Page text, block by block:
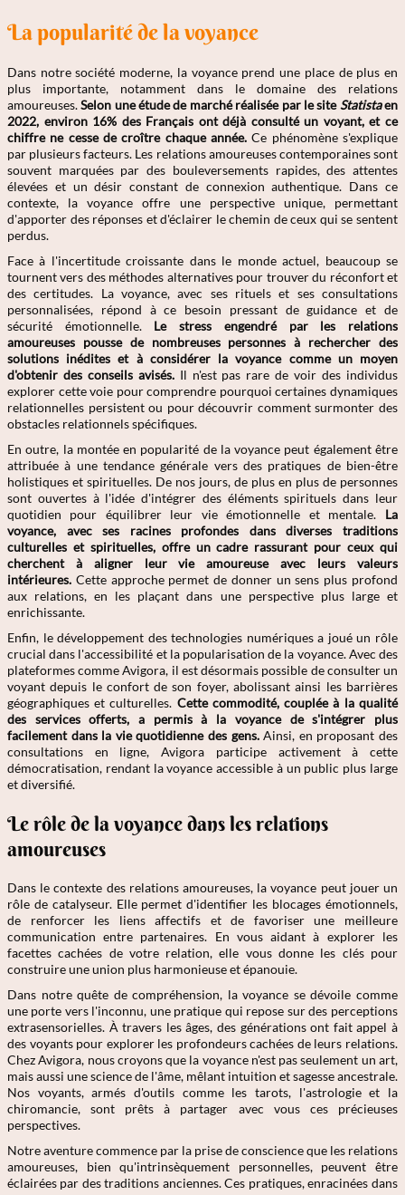
La popularité de la voyance
Dans notre société moderne, la voyance prend une place de plus en
plus importante, notamment dans le domaine des relations
amoureuses.Selon une étude de marché réalisée par le siteStatistaen
2022, environ 16% des Français ont déjà consulté un voyant, et ce
chiffre ne cesse de croître chaque année. Ce phénomène s'explique
par plusieurs facteurs. Les relations amoureuses contemporaines sont
souvent marquées par des bouleversements rapides, des attentes
élevées et un désir constant de connexion authentique. Dans ce
contexte, la voyance offre une perspective unique, permettant
d'apporter des réponses et d'éclairer le chemin de ceux qui se sentent
perdus.
Face à l'incertitude croissante dans le monde actuel, beaucoup se
tournent vers des méthodes alternatives pour trouver du réconfort et
des certitudes. La voyance, avec ses rituels et ses consultations
personnalisées, répond à ce besoin pressant de guidance et de
sécurité émotionnelle. Le stress engendré par les relations
amoureuses pousse de nombreuses personnes à rechercher des
solutions inédites et à considérer la voyance comme un moyen
d'obtenir des conseils avisés.Il n'est pas rare de voir des individus
explorer cette voie pour comprendre pourquoi certaines dynamiques
relationnelles persistent ou pour découvrir comment surmonter des
obstacles relationnels spécifiques.
En outre, la montée en popularité de la voyance peut également être
attribuée à une tendance générale vers des pratiques de bien-être
holistiques et spirituelles. De nos jours, de plus en plus de personnes
sont ouvertes à l'idée d'intégrer des éléments spirituels dans leur
quotidien pour équilibrer leur vie émotionnelle et mentale. La
voyance, avec ses racines profondes dans diverses traditions
culturelles et spirituelles, offre un cadre rassurant pour ceux qui
cherchent à aligner leur vie amoureuse avec leurs valeurs
intérieures. Cette approche permet de donner un sens plus profond
aux relations, en les plaçant dans une perspective plus large et
enrichissante.
Enfin, le développement des technologies numériques a joué un rôle
crucial dans l'accessibilité et la popularisation de la voyance. Avec des
plateformes comme Avigora, il est désormais possible de consulter un
voyant depuis le confort de son foyer, abolissant ainsi les barrières
géographiques et culturelles. Cette commodité, couplée à la qualité
des services offerts, a permis à la voyance de s'intégrer plus
facilement dans la vie quotidienne des gens.Ainsi, en proposant des
consultations en ligne, Avigora participe activement à cette
démocratisation, rendant la voyance accessible à un public plus large
et diversifié.
Le rôle de la voyance dans les relations
amoureuses
Dans le contexte des relations amoureuses, la voyance peut jouer un
rôle de catalyseur. Elle permet d'identifier les blocages émotionnels,
de renforcer les liens affectifs et de favoriser une meilleure
communication entre partenaires. En vous aidant à explorer les
facettes cachées de votre relation, elle vous donne les clés pour
construire une union plus harmonieuse et épanouie.
Dans notre quête de compréhension, la voyance se dévoile comme
une porte vers l'inconnu, une pratique qui repose sur des perceptions
extrasensorielles. À travers les âges, des générations ont fait appel à
des voyants pour explorer les profondeurs cachées de leurs relations.
Chez Avigora, nous croyons que la voyance n'est pas seulement un art,
mais aussi une science de l'âme, mêlant intuition et sagesse ancestrale.
Nos voyants, armés d'outils comme les tarots, l'astrologie et la
chiromancie, sont prêts à partager avec vous ces précieuses
perspectives.
Notre aventure commence par la prise de conscience que les relations
amoureuses, bien qu'intrinsèquement personnelles, peuvent être
éclairées par des traditions anciennes. Ces pratiques, enracinées dans